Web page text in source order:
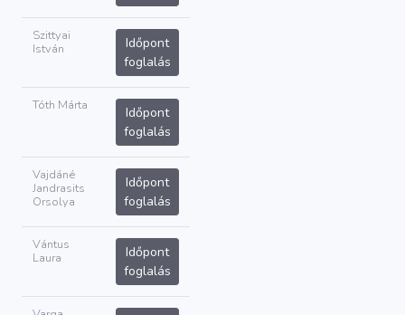
Szittyai
István
Időpont
foglalás
Tóth Márta
Időpont
foglalás
Vajdáné
Jandrasits
Orsolya
Időpont
foglalás
Vántus
Laura
Időpont
foglalás